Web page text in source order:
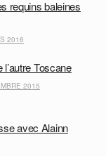
requins baleines
2016
Toscane
2015
avec Alainn